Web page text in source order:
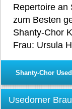
Repertoire an
zum Besten
Shanty-Chor
Frau: Ursula
Shanty-Chor
Usedomer